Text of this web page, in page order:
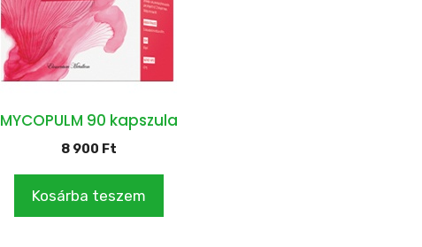
MYCOPULM 90 kapszula
8 900 Ft
Kosárba teszem